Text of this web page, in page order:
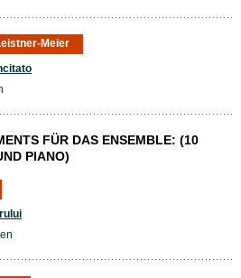
Meier
FÜR DAS ENSEMBLE: (10
PIANO)